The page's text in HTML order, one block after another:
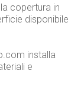
copertura in
disponibile
installa
e